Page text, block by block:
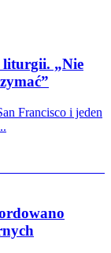
liturgii. „Nie
Francisco i jeden